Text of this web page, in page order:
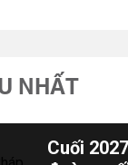
NHẤT
Cuối